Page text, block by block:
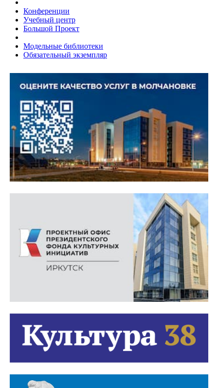
Конференции
Учебный центр
Большой Проект
Модельные библиотеки
Обязательный экземпляр